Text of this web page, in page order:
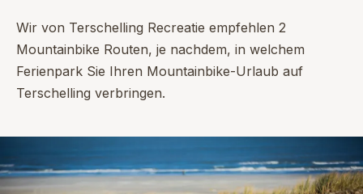
Wir von Terschelling Recreatie empfehlen 2
Mountainbike Routen, je nachdem, in welchem
Ferienpark Sie Ihren Mountainbike-Urlaub auf
Terschelling verbringen.